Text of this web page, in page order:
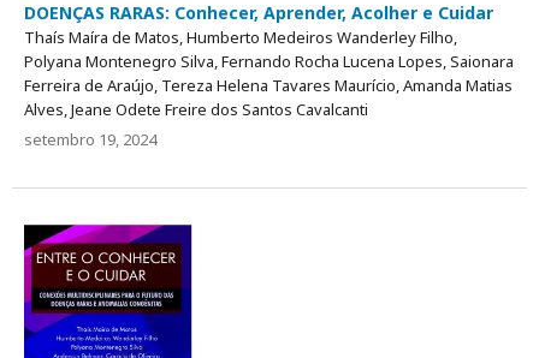
DOENÇAS RARAS: Conhecer, Aprender, Acolher e Cuidar
Thaís Maíra de Matos, Humberto Medeiros Wanderley Filho,
Polyana Montenegro Silva, Fernando Rocha Lucena Lopes, Saionara
Ferreira de Araújo, Tereza Helena Tavares Maurício, Amanda Matias
Alves, Jeane Odete Freire dos Santos Cavalcanti
setembro 19, 2024